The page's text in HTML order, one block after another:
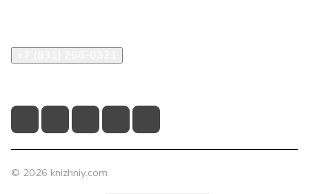
© 2026 knizhniy.com